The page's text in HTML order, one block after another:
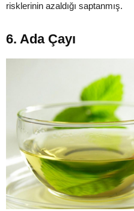
risklerinin azaldığı saptanmış.
6. Ada Çayı